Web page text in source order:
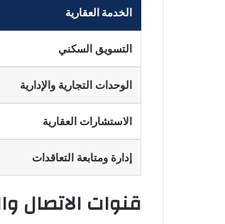
الخدمة العقارية
التسويق السكني
الوحدات التجارية والإدارية
الاستشارات العقارية
إدارة ومتابعة التعاقدات
قنوات الاتصال